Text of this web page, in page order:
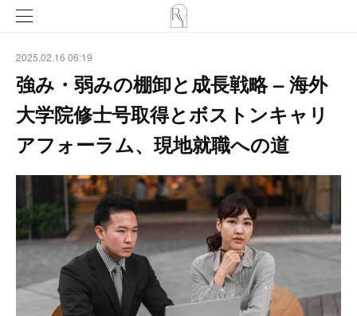
2025.02.16 06:19
強み・弱みの棚卸と成長戦略 – 海外
大学院修士号取得とボストンキャリ
アフォーラム、現地就職への道